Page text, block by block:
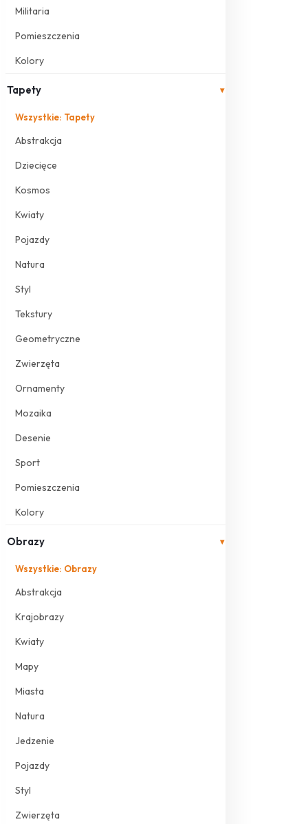
Militaria
Pomieszczenia
Kolory
Tapety ▾
Wszystkie: Tapety
Abstrakcja
Dziecięce
Kosmos
Kwiaty
Pojazdy
Natura
Styl
Tekstury
Geometryczne
Zwierzęta
Ornamenty
Mozaika
Desenie
Sport
Pomieszczenia
Kolory
Obrazy ▾
Wszystkie: Obrazy
Abstrakcja
Krajobrazy
Kwiaty
Mapy
Miasta
Natura
Jedzenie
Pojazdy
Styl
Zwierzęta